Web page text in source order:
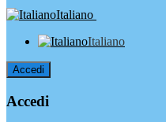
Italiano
Italiano
Accedi
Accedi